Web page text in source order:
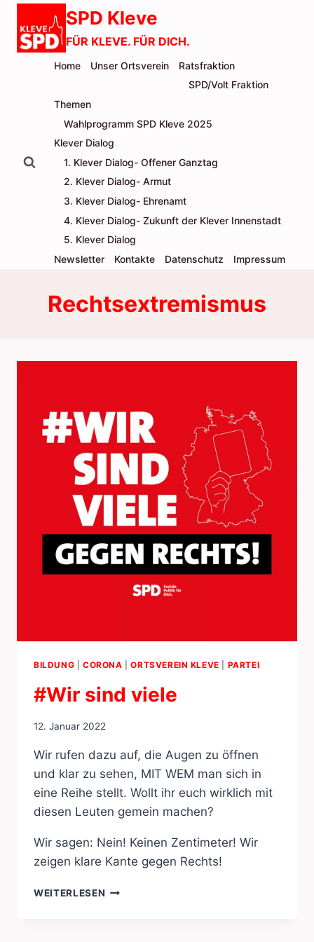
Inhalt
springen
SPD Kleve
FÜR KLEVE. FÜR DICH.
Home Unser Ortsverein
Ratsfraktion
SPD/Volt Fraktion
Themen
Wahlprogramm SPD Kleve 2025
Klever Dialog
1. Klever Dialog- Offener Ganztag
2. Klever Dialog- Armut
3. Klever Dialog- Ehrenamt
4. Klever Dialog- Zukunft der Klever Innenstadt
5. Klever Dialog
Newsletter
Kontakte Datenschutz Impressum
Rechtsextremismus
BILDUNG CORONA |ORTSVEREIN KLEVE PARTEI
#Wir sind viele
12. Januar 2022
Wir rufen dazu auf, die Augen zu öffnen
und klar zu sehen, MIT WEM man sich in
eine Reihe stellt. Wollt ihr euch wirklich mit
diesen Leuten gemein machen?
Wir sagen: Nein! Keinen Zentimeter! Wir
zeigen klare Kante gegen Rechts!
WEITERLESEN #WIR